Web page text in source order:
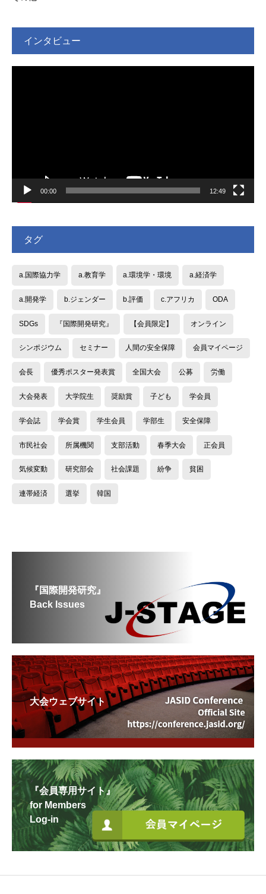
インタビュー
00:00 12:49
タグ
a.国際協力学 a.教育学 a.環境学・環境 a.経済学
a.開発学 b.ジェンダー b.評価 c.アフリカ ODA
SDGs 『国際開発研究』 【会員限定】 オンライン
シンポジウム セミナー 人間の安全保障 会員マイページ
会長 優秀ポスター発表賞 全国大会 公募 労働
大会発表 大学院生 奨励賞 子ども 学会員
学会誌 学会賞 学生会員 学部生 安全保障
市民社会 所属機関 支部活動 春季大会 正会員
気候変動 研究部会 社会課題 紛争 貧困
連帯経済 選挙 韓国
『国際開発研究』
Back Issues
大会ウェブサイト
『会員専用サイト』
for Members
Log-in